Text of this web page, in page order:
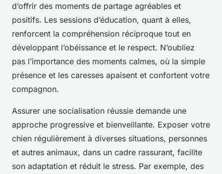
d’offrir des moments de partage agréables et
positifs. Les sessions d’éducation, quant à elles,
renforcent la compréhension réciproque tout en
développant l’obéissance et le respect. N’oubliez
pas l’importance des moments calmes, où la simple
présence et les caresses apaisent et confortent votre
compagnon.
Assurer une socialisation réussie demande une
approche progressive et bienveillante. Exposer votre
chien régulièrement à diverses situations, personnes
et autres animaux, dans un cadre rassurant, facilite
son adaptation et réduit le stress. Par exemple, des